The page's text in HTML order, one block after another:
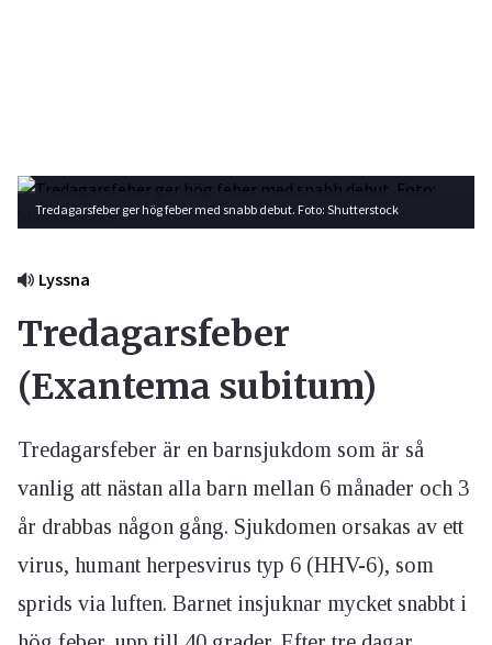
Tredagarsfeber ger hög feber med snabb debut. Foto: Shutterstock
Lyssna
Tredagarsfeber
(Exantema subitum)
Tredagarsfeber är en barnsjukdom som är så
vanlig att nästan alla barn mellan 6 månader och 3
år drabbas någon gång. Sjukdomen orsakas av ett
virus, humant herpesvirus typ 6 (HHV-6), som
sprids via luften. Barnet insjuknar mycket snabbt i